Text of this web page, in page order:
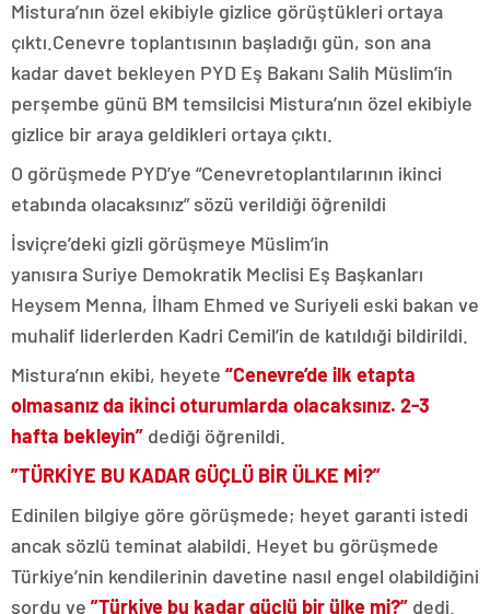
Mistura’nın özel ekibiyle gizlice görüştükleri ortaya
çıktı.Cenevre toplantısının başladığı gün, son ana
kadar davet bekleyen PYD Eş Bakanı Salih Müslim’in
perşembe günü BM temsilcisi Mistura’nın özel ekibiyle
gizlice bir araya geldikleri ortaya çıktı.
O görüşmede PYD’ye “Cenevretoplantılarının ikinci
etabında olacaksınız” sözü verildiği öğrenildi
İsviçre’deki gizli görüşmeye Müslim’in
yanısıra Suriye Demokratik Meclisi Eş Başkanları
Heysem Menna, İlham Ehmed ve Suriyeli eski bakan ve
muhalif liderlerden Kadri Cemil’in de katıldıği bildirildi.
Mistura’nın ekibi, heyete “Cenevre’de ilk etapta
olmasanız da ikinci oturumlarda olacaksınız. 2-3
hafta bekleyin” dediği öğrenildi.
”TÜRKİYE BU KADAR GÜÇLÜ BİR ÜLKE Mİ?”
Edinilen bilgiye göre görüşmede; heyet garanti istedi
ancak sözlü teminat alabildi. Heyet bu görüşmede
Türkiye’nin kendilerinin davetine nasıl engel olabildiğini
sordu ve ”Türkiye bu kadar güçlü bir ülke mi?” dedi.